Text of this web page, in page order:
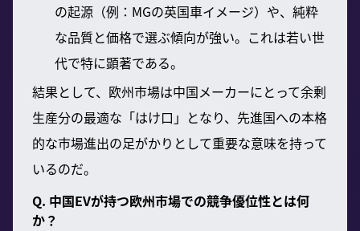
の起源（例：MGの英国車イメージ）や、純粋
な品質と価格で選ぶ傾向が強い。これは若い世
代で特に顕著である。
結果として、欧州市場は中国メーカーにとって余剰
生産分の最適な「はけ口」となり、先進国への本格
的な市場進出の足がかりとして重要な意味を持って
いるのだ。
Q. 中国EVが持つ欧州市場での競争優位性とは何
か？